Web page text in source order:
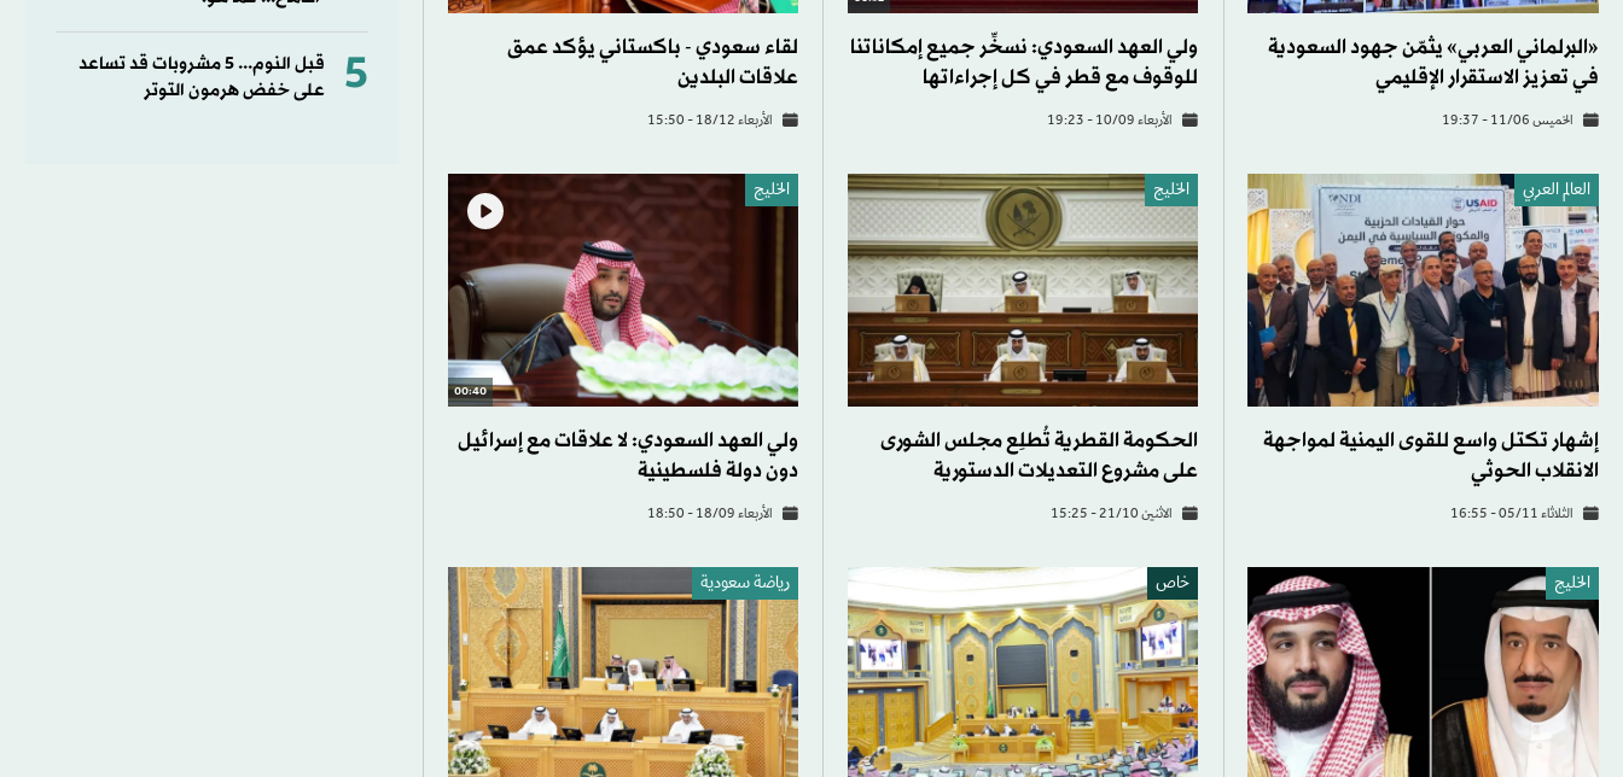
«البرلماني العربي» يثمّن جهود السعودية
في تعزيز الاستقرار الإقليمي
الخميس 11/06 - 19:37
ولي العهد السعودي: نسخِّر جميع إمكاناتنا
للوقوف مع قطر في كل إجراءاتها
الأربعاء 10/09 - 19:23
لقاء سعودي - باكستاني يؤكد عمق
علاقات البلدين
الأربعاء 18/12 - 15:50
العالم العربي
إشهار تكتل واسع للقوى اليمنية لمواجهة
الانقلاب الحوثي
الثلاثاء 05/11 - 16:55
الخليج
الحكومة القطرية تُطلِع مجلس الشورى
على مشروع التعديلات الدستورية
الاثنين 21/10 - 15:25
الخليج
00:40
ولي العهد السعودي: لا علاقات مع إسرائيل
دون دولة فلسطينية
الأربعاء 18/09 - 18:50
الخليج خاص رياضة سعودية
5
قبل النوم... 5 مشروبات قد تساعد
على خفض هرمون التوتر